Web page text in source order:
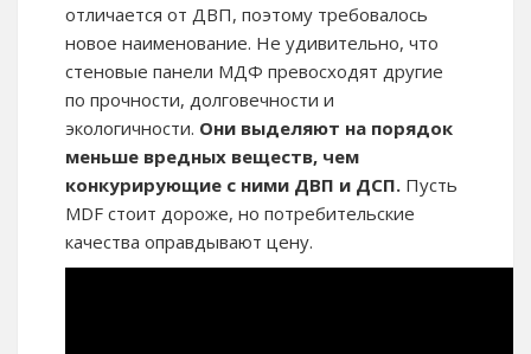
отличается от ДВП, поэтому требовалось
новое наименование. Не удивительно, что
стеновые панели МДФ превосходят другие
по прочности, долговечности и
экологичности. Они выделяют на порядок
меньше вредных веществ, чем
конкурирующие с ними ДВП и ДСП. Пусть
MDF стоит дороже, но потребительские
качества оправдывают цену.